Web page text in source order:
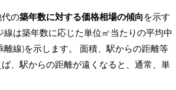
の築年数に対する価格相場の傾向を示す
線は築年数に応じた単位㎡当たりの平均中
離線)を示します。 面積、駅からの距離等
、駅からの距離が遠くなると、通常、単